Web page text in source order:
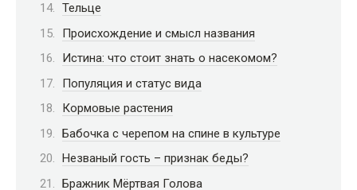
Тельце
Происхождение и смысл названия
Истина: что стоит знать о насекомом?
Популяция и статус вида
Кормовые растения
Бабочка с черепом на спине в культуре
Незваный гость – признак беды?
Бражник Мёртвая Голова